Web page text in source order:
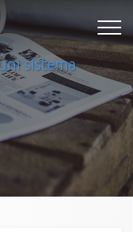
sistema